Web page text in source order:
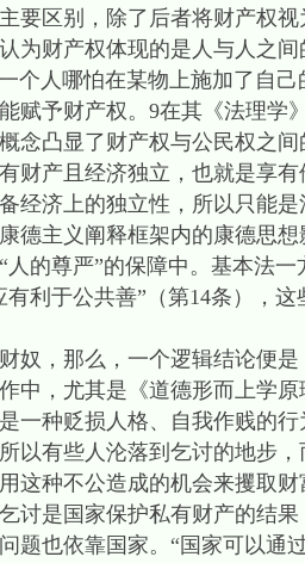
区别，除了后者将财产权视
为财产权体现的是人与人之
个人哪怕在某物上施加了自
赋予财产权。9在其《法理学
念凸显了财产权与公民权之
财产且经济独立，也就是享
经济上的独立性，所以只能
德主义阐释框架内的康德思
的尊严”的保障中。基本法
利于公共善”（第14条），
，那么，一个逻辑结论便是
中，尤其是《道德形而上学
一种贬损人格、自我作贱的
以有些人沦落到乞讨的地步
这种不公造成的机会来攫取
讨是国家保护私有财产的结
题也依靠国家。“国家可以通